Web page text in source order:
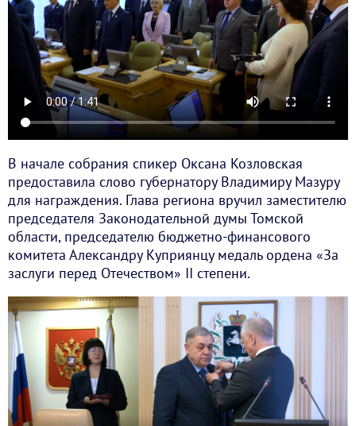
В начале собрания спикер Оксана Козловская
предоставила слово губернатору Владимиру Мазуру
для награждения. Глава региона вручил заместителю
председателя Законодательной думы Томской
области, председателю бюджетно-финансового
комитета Александру Куприянцу медаль ордена «За
заслуги перед Отечеством» II степени.